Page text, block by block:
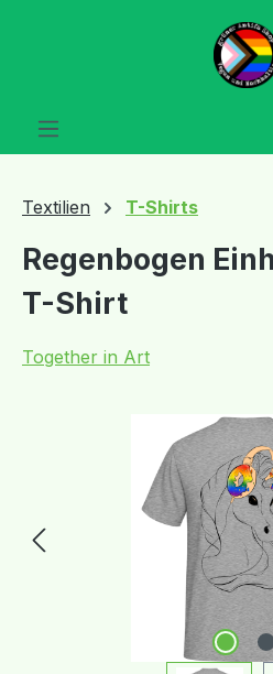
Zum Hauptinhalt springen
Textilien T-Shirts
Regenbogen
T-Shirt
Together in Art
Bildergalerie überspringen